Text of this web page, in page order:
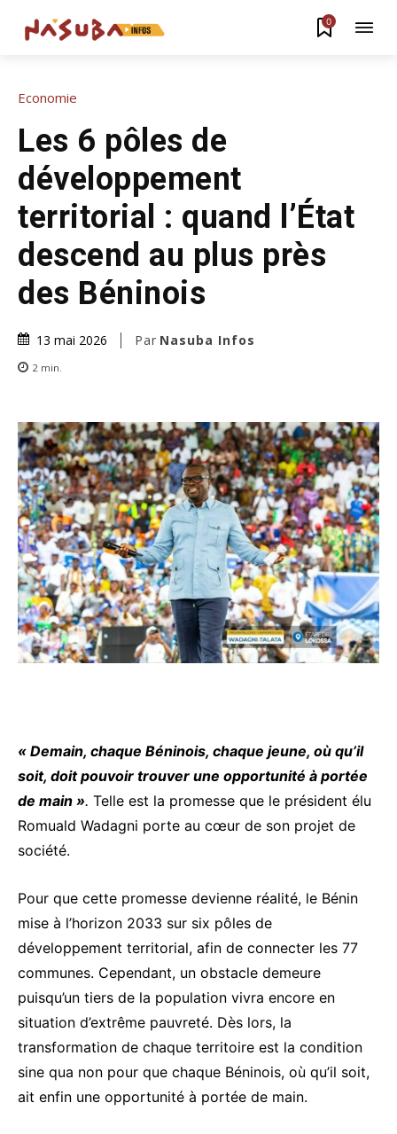
0
Economie
Les 6 pôles de
développement
territorial : quand l’État
descend au plus près
des Béninois
13 mai 2026 Par Nasuba Infos
2 min.
« Demain, chaque Béninois, chaque jeune, où qu’il
soit, doit pouvoir trouver une opportunité à portée
de main ». Telle est la promesse que le président élu
Romuald Wadagni porte au cœur de son projet de
société.
Pour que cette promesse devienne réalité, le Bénin
mise à l’horizon 2033 sur six pôles de
développement territorial, afin de connecter les 77
communes. Cependant, un obstacle demeure
puisqu’un tiers de la population vivra encore en
situation d’extrême pauvreté. Dès lors, la
transformation de chaque territoire est la condition
sine qua non pour que chaque Béninois, où qu’il soit,
ait enfin une opportunité à portée de main.